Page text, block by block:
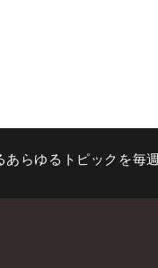
らゆるトピックを毎